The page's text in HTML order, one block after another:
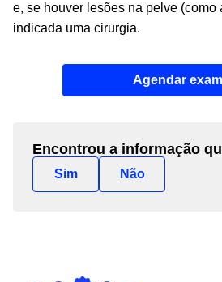
e, se houver lesões na pelve (como
indicada uma cirurgia.
Agendar
Encontrou a informação
Sim Não